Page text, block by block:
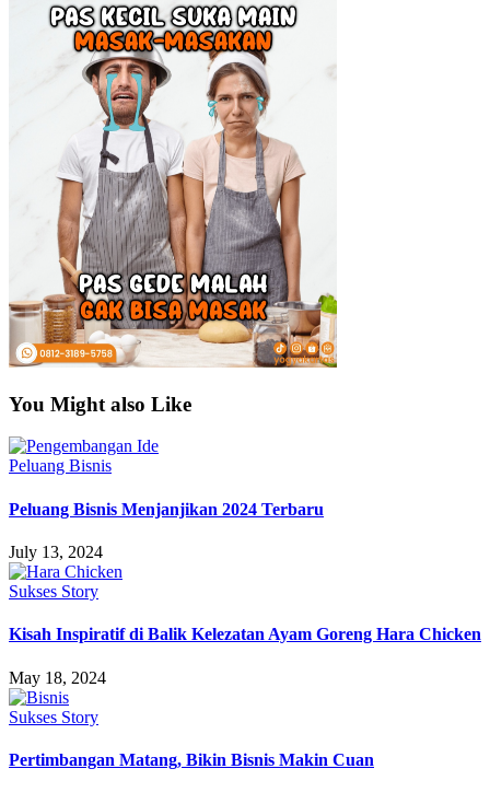
You Might also Like
Peluang Bisnis
Peluang Bisnis Menjanjikan 2024 Terbaru
July 13, 2024
Sukses Story
Kisah Inspiratif di Balik Kelezatan Ayam Goreng Hara Chicken
May 18, 2024
Sukses Story
Pertimbangan Matang, Bikin Bisnis Makin Cuan